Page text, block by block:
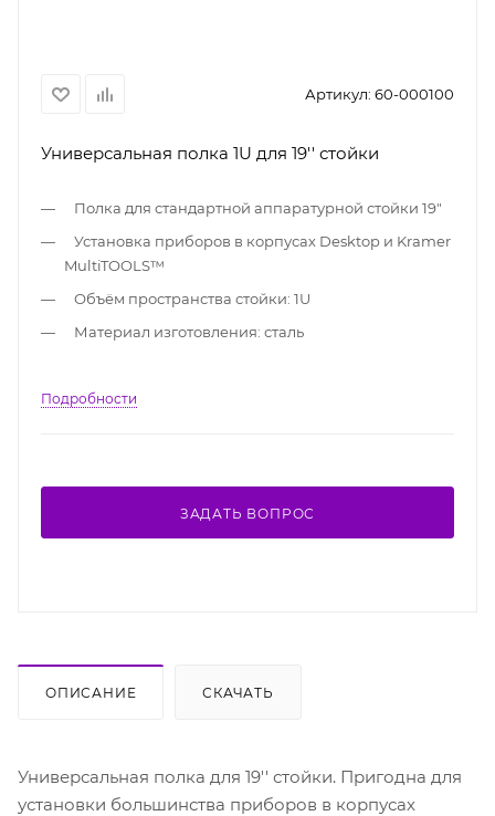
Артикул: 60-000100
Универсальная полка 1U для 19'' стойки
Полка для стандартной аппаратурной стойки 19"
Установка приборов в корпусах Desktop и Kramer
MultiTOOLS™
Объём пространства стойки: 1U
Материал изготовления: сталь
Подробности
ЗАДАТЬ ВОПРОС
ОПИСАНИЕ СКАЧАТЬ
Универсальная полка для 19'' стойки. Пригодна для
установки большинства приборов в корпусах